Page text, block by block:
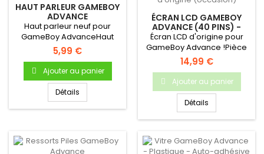
HAUT PARLEUR GAMEBOY
ADVANCE
Haut parleur neuf pour
GameBoy AdvanceHaut
parleur (enceinte) interne
neuf...
5,99 €
Ajouter au panier
Détails
ÉCRAN LCD GAMEBOY
ADVANCE (40 PINS) -
PIÈCE D'ORIGINE
(OCCASION)
Écran LCD d'origine pour
GameBoy Advance !Pièce
d'origine Nintendo
Occasion...
14,99 €
Ajouter au panier
Détails